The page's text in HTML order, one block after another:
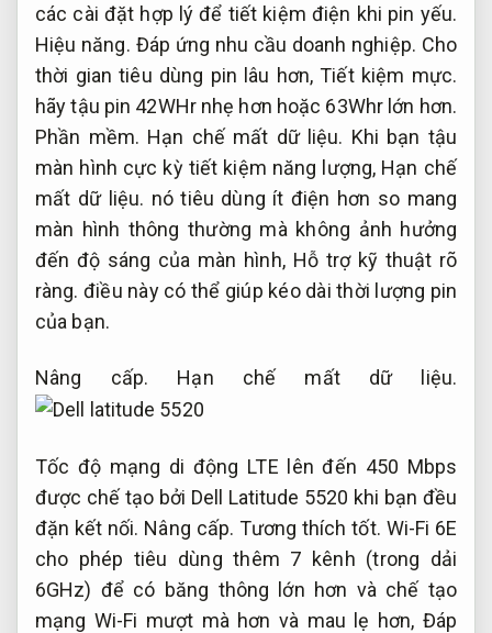
các cài đặt hợp lý để tiết kiệm điện khi pin yếu.
Hiệu năng. Đáp ứng nhu cầu doanh nghiệp. Cho
thời gian tiêu dùng pin lâu hơn,Tiết kiệm mực.
hãy tậu pin 42WHr nhẹ hơn hoặc 63Whr lớn hơn.
Phần mềm. Hạn chế mất dữ liệu. Khi bạn tậu
màn hình cực kỳ tiết kiệm năng lượng, Hạn chế
mất dữ liệu. nó tiêu dùng ít điện hơn so mang
màn hình thông thường mà không ảnh hưởng
đến độ sáng của màn hình, Hỗ trợ kỹ thuật rõ
ràng. điều này có thể giúp kéo dài thời lượng pin
của bạn.
Nâng cấp. Hạn chế mất dữ liệu.
Tốc độ mạng di động LTE lên đến 450 Mbps
được chế tạo bởi Dell Latitude 5520 khi bạn đều
đặn kết nối. Nâng cấp. Tương thích tốt. Wi-Fi 6E
cho phép tiêu dùng thêm 7 kênh (trong dải
6GHz) để có băng thông lớn hơn và chế tạo
mạng Wi-Fi mượt mà hơn và mau lẹ hơn, Đáp